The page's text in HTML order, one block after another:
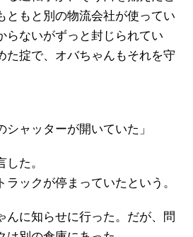
ともと別の物流会社が使ってい
らないがずっと封じられてい
た掟で、オバちゃんもそれを守
シャッターが開いていた」
た。
ックが停まっていたという。
んに知らせに行った。だが、問